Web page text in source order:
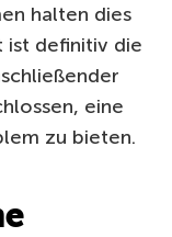
halten dies
definitiv die
eine
zu bieten.